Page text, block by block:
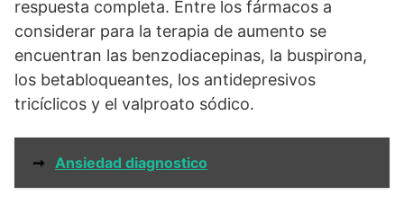
respuesta completa. Entre los fármacos a
considerar para la terapia de aumento se
encuentran las benzodiacepinas, la buspirona,
los betabloqueantes, los antidepresivos
tricíclicos y el valproato sódico.
➞ Ansiedad diagnostico